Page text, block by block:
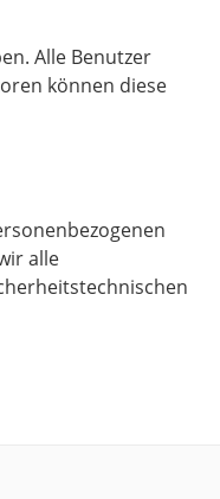
Alle Benutzer
können diese
alle